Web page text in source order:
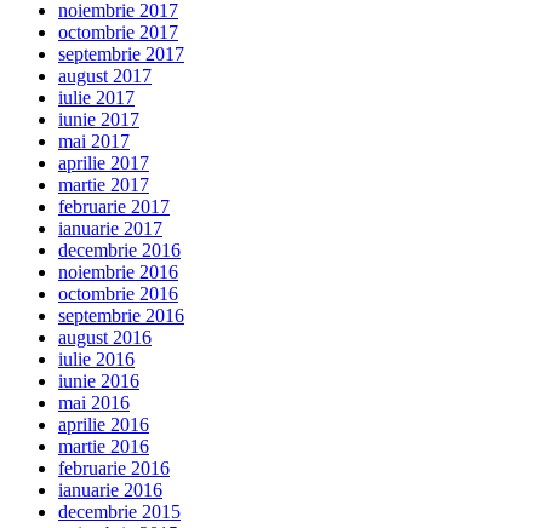
noiembrie 2017
octombrie 2017
septembrie 2017
august 2017
iulie 2017
iunie 2017
mai 2017
aprilie 2017
martie 2017
februarie 2017
ianuarie 2017
decembrie 2016
noiembrie 2016
octombrie 2016
septembrie 2016
august 2016
iulie 2016
iunie 2016
mai 2016
aprilie 2016
martie 2016
februarie 2016
ianuarie 2016
decembrie 2015